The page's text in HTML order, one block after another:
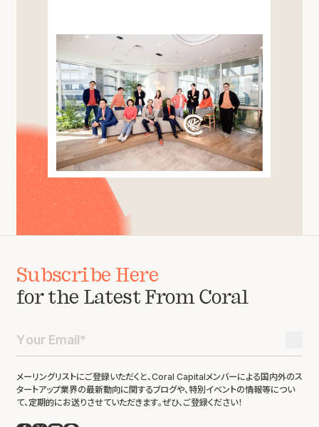
Subscribe Here
for the Latest From Coral
メーリングリストにご登録いただくと、Coral Capitalメンバーによる国内外のス
タートアップ業界の最新動向に関するブログや、特別イベントの情報等につい
て、定期的にお送りさせていただきます。ぜひ、ご登録ください！